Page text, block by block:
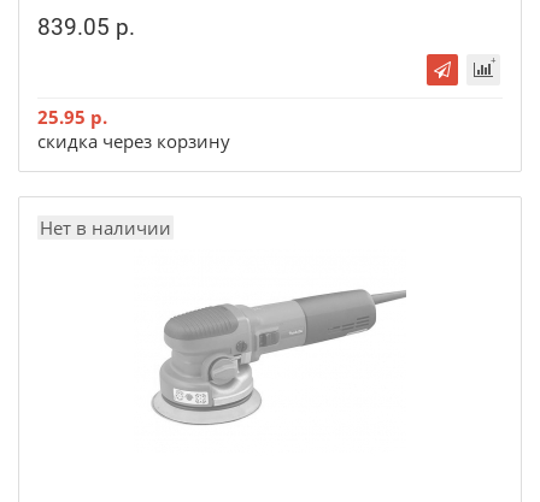
839.05 р.
25.95 р.
скидка через корзину
Нет в наличии